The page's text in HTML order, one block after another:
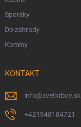
Sporáky
Do záhrady
Komíny
KONTAKT
info@svetkrbov.sk
+421948184721